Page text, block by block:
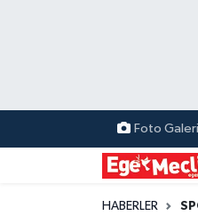
Foto Galeri
HABERLER
EKONOMİ
GÜNCEL